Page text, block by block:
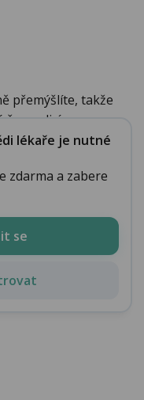
přemýšlíte, takže
medicína se n...
lékaře je nutné
zdarma a zabere
se